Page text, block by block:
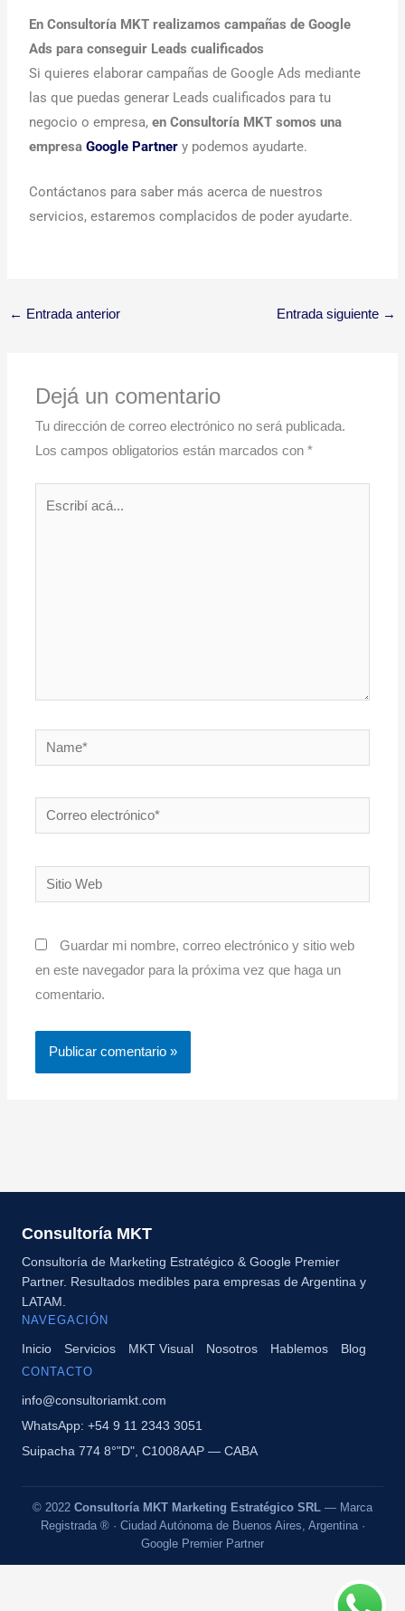
En Consultoría MKT realizamos campañas de Google
Ads para conseguir Leads cualificados
Si quieres elaborar campañas de Google Ads mediante
las que puedas generar Leads cualificados para tu
negocio o empresa,en Consultoría MKT somos una
empresaGoogle Partner y podemos ayudarte.
Contáctanos para saber más acerca de nuestros
servicios, estaremos complacidos de poder ayudarte.
← Entrada anterior Entrada siguiente →
Dejá un comentario
Tu dirección de correo electrónico no será publicada.
Los campos obligatorios están marcados con*
Name*
Correo
electrónico*
Sitio
Web
Guardar mi nombre, correo electrónico y sitio web
en este navegador para la próxima vez que haga un
comentario.
Consultoría MKT
Consultoría de Marketing Estratégico & Google Premier
Partner. Resultados medibles para empresas de Argentina y
LATAM.
NAVEGACIÓN
Inicio Servicios MKT Visual Nosotros Hablemos Blog
CONTACTO
info@consultoriamkt.com
WhatsApp: +54 9 11 2343 3051
Suipacha 774 8°"D", C1008AAP — CABA
© 2022 Consultoría MKT Marketing Estratégico SRL — Marca
Registrada ® · Ciudad Autónoma de Buenos Aires, Argentina ·
Google Premier Partner